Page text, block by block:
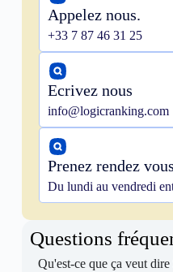
Appelez nous.
+33 7 87 46 31 25
Ecrivez nous
info@logicranking.com
Prenez rendez vous
Du lundi au vendredi
Questions
Qu'est-ce que ça veut